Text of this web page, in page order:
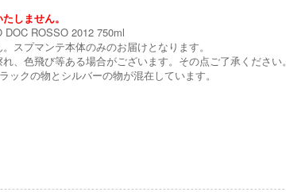
しません。
ROSSO 2012 750ml
スプマンテ本体のみのお届けとなります。
、色飛び等ある場合がございます。その点ご了承ください。
ックの物とシルバーの物が混在しています。